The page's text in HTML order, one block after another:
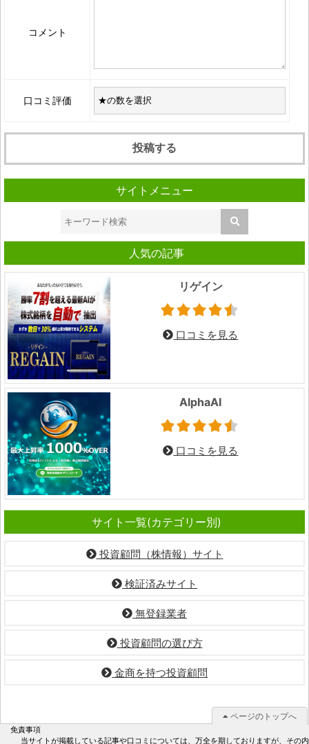
コメント
口コミ評価
サイトメニュー
人気の記事
リゲイン
口コミを見る
AlphaAI
口コミを見る
サイト一覧(カテゴリー別)
投資顧問（株情報）サイト
検証済みサイト
無登録業者
投資顧問の選び方
金商を持つ投資顧問
免責事項
当サイトが掲載している記事や口コミについては、万全を期しておりますが、その内
ページのトップへ